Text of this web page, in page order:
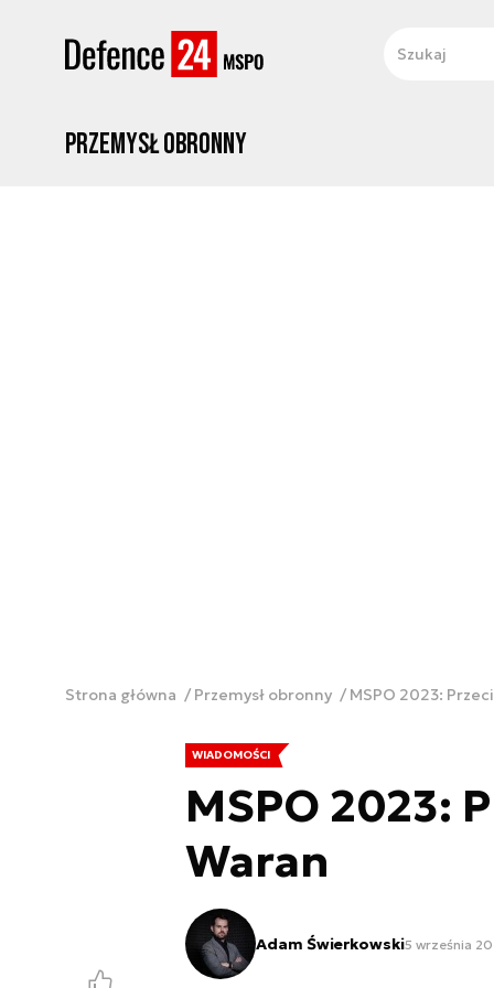
Przemysł obronny
Strona główna Przemysł obronny MSPO 2023:
WIADOMOŚCI
MSPO 2023:
Waran
Adam Świerkowski5 września